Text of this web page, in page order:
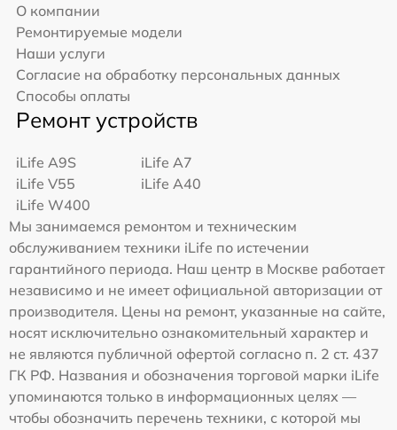
О компании
Ремонтируемые модели
Наши услуги
Согласие на обработку персональных данных
Способы оплаты
Ремонт устройств
iLife A9S
iLife A7
iLife V55
iLife A40
iLife W400
Мы занимаемся ремонтом и техническим
обслуживанием техники iLife по истечении
гарантийного периода. Наш центр в Москве работает
независимо и не имеет официальной авторизации от
производителя. Цены на ремонт, указанные на сайте,
носят исключительно ознакомительный характер и
не являются публичной офертой согласно п. 2 ст. 437
ГК РФ. Названия и обозначения торговой марки iLife
упоминаются только в информационных целях —
чтобы обозначить перечень техники, с которой мы